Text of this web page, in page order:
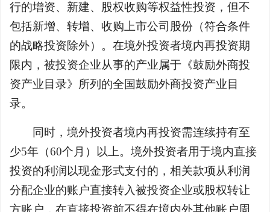
行的增资、新建、股权收购等权益性投资，但不
包括新增、转增、收购上市公司股份（符合条件
的战略投资除外）。在境外投资者境内再投资期
限内，被投资企业从事的产业属于《鼓励外商投
资产业目录》所列的全国鼓励外商投资产业目
录。
同时，境外投资者境内再投资需连续持有至
少5年（60个月）以上。境外投资者用于境内直接
投资的利润以现金形式支付的，相关款项从利润
分配企业的账户直接转入被投资企业或股权转让
方账户，在直接投资前不得在境内外其他账户周